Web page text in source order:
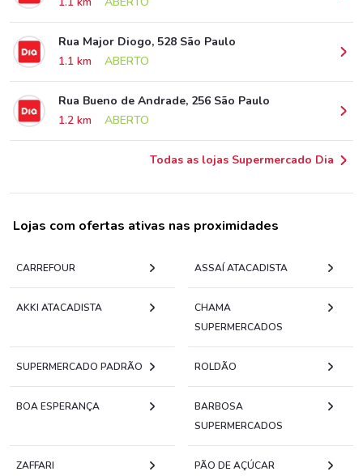
Rua Major Diogo, 528 São Paulo
1.1 km
ABERTO
Rua Bueno de Andrade, 256 São Paulo
1.2 km
ABERTO
Todas as lojas Supermercado Dia
Lojas com ofertas ativas nas proximidades
CARREFOUR ASSAÍ ATACADISTA
AKKI ATACADISTA
CHAMA
SUPERMERCADOS
SUPERMERCADO PADRÃO ROLDÃO
BOA ESPERANÇA
BARBOSA
SUPERMERCADOS
ZAFFARI PÃO DE AÇÚCAR